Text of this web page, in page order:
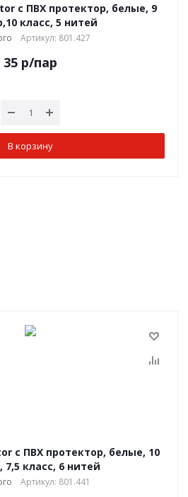
с ПВХ протектор, белые, 9
класс, 5 нитей
Артикул: 801.427
35 р/пар
В корзину
с ПВХ протектор, белые, 10
7,5 класс, 6 нитей
Артикул: 801.441